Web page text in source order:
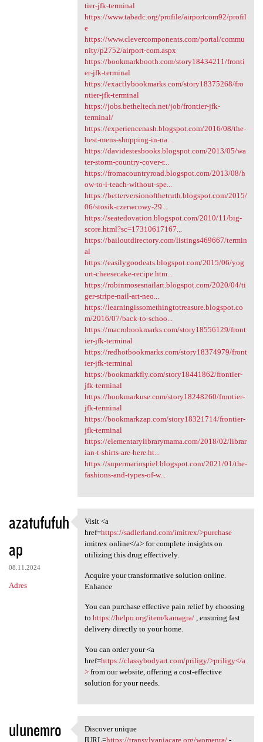
tier-jfk-terminal
https://www.tabadc.org/profile/airportcom92/profil
e
https://www.clevercomponents.com/portal/commu
nity/p2752/airport-com.aspx
https://bookmarkbooth.com/story18434211/fronti
er-jfk-terminal
https://exactlybookmarks.com/story18375268/fro
ntier-jfk-terminal
https://jobs.betheltech.net/job/frontier-jfk-
terminal/
https://experiencenash.blogspot.com/2016/08/the-
best-mens-shopping-in-na...
https://davidestesbooks.blogspot.com/2013/05/wa
ter-storm-country-cover-r...
https://fromacountryroad.blogspot.com/2013/08/h
ow-to-i-teach-without-spe...
https://betterversionofthetruth.blogspot.com/2015/
06/stosik-czerwcowy-29...
https://seatedovation.blogspot.com/2010/11/big-
score.html?sc=17310617167...
https://bailoutdirectory.com/listings469667/termin
al
https://easilygoodeats.blogspot.com/2015/06/yog
urt-cheesecake-recipe.htm...
https://robinmosesnailart.blogspot.com/2020/04/ti
ger-stripe-nail-art-neo...
https://learningissomethingtotreasure.blogspot.co
m/2016/07/back-to-schoo...
https://macrobookmarks.com/story18556129/front
ier-jfk-terminal
https://redhotbookmarks.com/story18374979/front
ier-jfk-terminal
https://bookmarkfly.com/story18441862/frontier-
jfk-terminal
https://bookmarkuse.com/story18248260/frontier-
jfk-terminal
https://bookmarkzap.com/story18321714/frontier-
jfk-terminal
https://elementarylibrarymama.com/2018/02/librar
ian-t-shirts-are-here.ht...
https://supermariospiel.blogspot.com/2021/01/the-
fashions-and-types-of-w...
azatufufuh
ap
08.11.2024
Adres
Visit <a href=https:/
Visit <a
href=https://sadlerland.com/imitrex/>purchase
imitrex online</a> for complete insights on
utilizing this drug effectively.
Acquire your transformative solution online.
Enhance
You can purchase effective pain relief by choosing
to https://helpo.org/item/kamagra/, ensuring fast
delivery directly to your home.
You can order your <a
href=https://classybodyart.com/priligy/>priligy</a
>from our website, offering a cost-effective
solution for your needs.
ulunemro Discover unique [URL=https:/
Discover unique
[URL=https://transylvaniacare.org/womenra/-